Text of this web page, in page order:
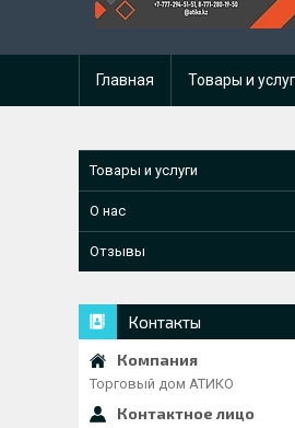
Главная Товары и
Товары и услуги
О нас
Отзывы
Контакты
Торговый дом АТИКО